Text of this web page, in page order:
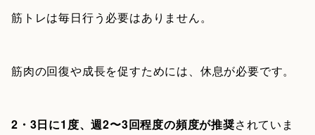
筋トレは毎日行う必要はありません。
筋肉の回復や成長を促すためには、休息が必要です。
2・3日に1度、週2〜3回程度の頻度が推奨されていま